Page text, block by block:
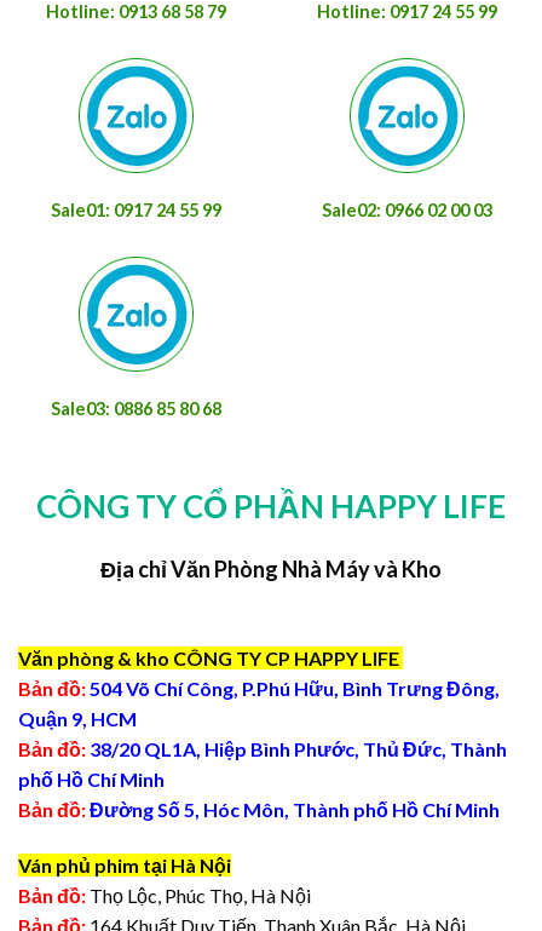
Hotline: 0913 68 58 79 Hotline: 0917 24 55 99
Sale01: 0917 24 55 99 Sale02: 0966 02 00 03
Sale03: 0886 85 80 68
CÔNG TY CỔ PHẦN HAPPY LIFE
Địa chỉ Văn Phòng Nhà Máy và Kho
Văn phòng & kho CÔNG TY CP HAPPY LIFE
Bản đồ:504 Võ Chí Công, P.Phú Hữu, Bình Trưng Đông,
Quận 9, HCM
Bản đồ: 38/20 QL1A, Hiệp Bình Phước, Thủ Đức, Thành
phố Hồ Chí Minh
Bản đồ:Đường Số 5, Hóc Môn, Thành phố Hồ Chí Minh
Ván phủ phim tại Hà Nội
Bản đồ: Thọ Lộc, Phúc Thọ, Hà Nội
Bản đồ: 164 Khuất Duy Tiến, Thanh Xuân Bắc, Hà Nội